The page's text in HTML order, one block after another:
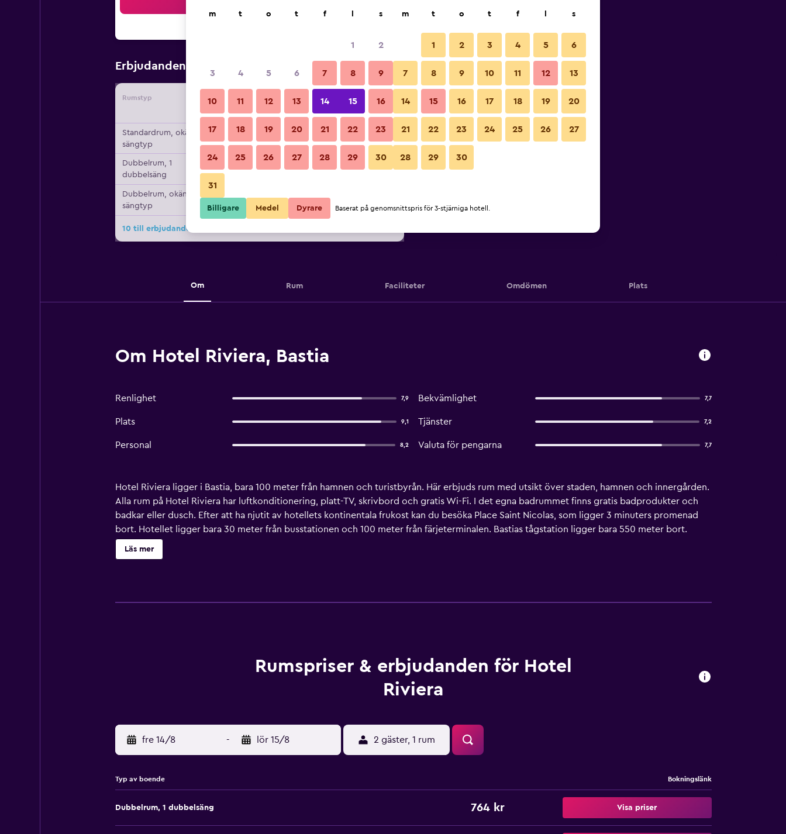
Erbjudanden från Billigaste Pris per natt
Rumstyp Leverantör
Per natt
Standardrum, okänd
sängtyp
760 kr Visa erbjudande
Dubbelrum, 1
dubbelsäng
764 kr Visa erbjudande
Dubbelrum, okänd
sängtyp
803 kr
10 till erbjudanden för Hotel Riviera
Om Rum Faciliteter Omdömen Plats
Om Hotel Riviera, Bastia
Renlighet 7,9 Bekvämlighet 7,7
Plats 9,1 Tjänster 7,2
Personal 8,2 Valuta för pengarna 7,7
Hotel Riviera ligger i Bastia, bara 100 meter från hamnen och turistbyrån. Här erbjuds rum med utsikt över staden, hamnen och innergården.
Alla rum på Hotel Riviera har luftkonditionering, platt-TV, skrivbord och gratis Wi-Fi. I det egna badrummet finns gratis badprodukter och
badkar eller dusch. Efter att ha njutit av hotellets kontinentala frukost kan du besöka Place Saint Nicolas, som ligger 3 minuters promenad
bort. Hotellet ligger bara 30 meter från busstationen och 100 meter från färjeterminalen. Bastias tågstation ligger bara 550 meter bort.
Läs mer
Rumspriser & erbjudanden för Hotel
Riviera
fre 14/8 - lör 15/8 2 gäster, 1 rum
Typ av boende Bokningslänk
Dubbelrum, 1 dubbelsäng 764 kr Visa priser
m t o t f s
1 2
3 4 5 6 7 8 9
10 11 12 13 14 15 16
17 18 19 20 21 22 23
24 25 26 27 28 29 30
31
m t o t f s
1 2 3 4 5 6
7 8 9 10 11 12 13
14 15 16 17 18 19 20
21 22 23 24 25 26 27
28 29 30
Billigare Medel Dyrare Baserat på genomsnittspris för 3-stjärniga hotell.